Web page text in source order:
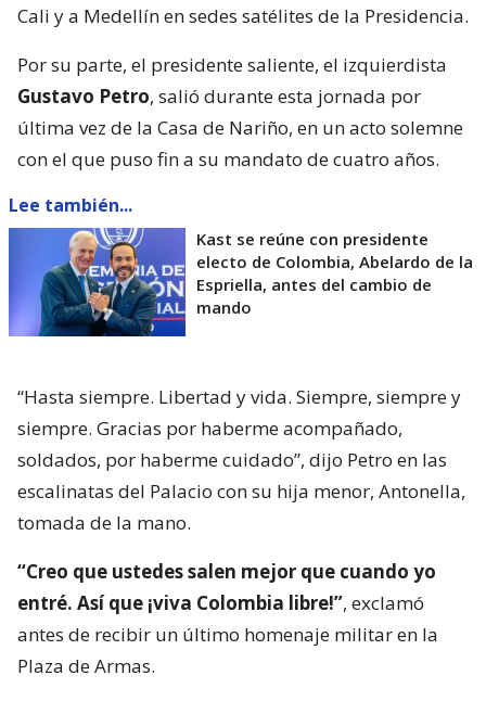
Cali y a Medellín en sedes satélites de la Presidencia.
Por su parte, el presidente saliente, el izquierdista
Gustavo Petro, salió durante esta jornada por
última vez de la Casa de Nariño, en un acto solemne
con el que puso fin a su mandato de cuatro años.
Lee también...
Kast se reúne con presidente
electo de Colombia, Abelardo de la
Espriella, antes del cambio de
mando
“Hasta siempre. Libertad y vida. Siempre, siempre y
siempre. Gracias por haberme acompañado,
soldados, por haberme cuidado”, dijo Petro en las
escalinatas del Palacio con su hija menor, Antonella,
tomada de la mano.
“Creo que ustedes salen mejor que cuando yo
entré. Así que ¡viva Colombia libre!”, exclamó
antes de recibir un último homenaje militar en la
Plaza de Armas.